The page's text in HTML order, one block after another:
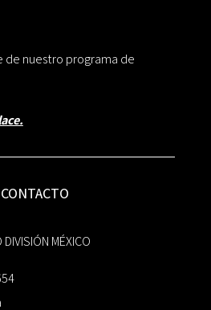
de nuestro programa de
MÉXICO